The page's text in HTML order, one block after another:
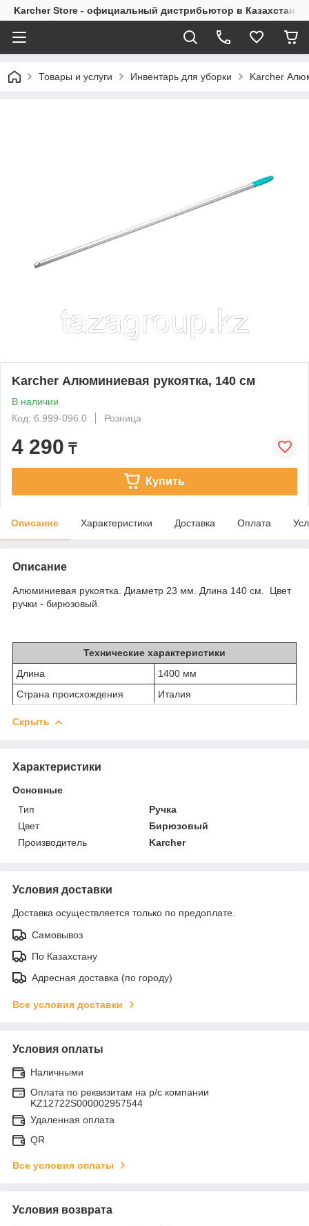
Karcher Store - официальный дистрибьютор в Казахстане
Товары и услуги Инвентарь для уборки Karcher
Karcher Алюминиевая рукоятка, 140 см
В наличии
Код: 6.999-096.0
Розница
4 290 ₸
Купить
Описание Характеристики Доставка Оплата
Описание
Алюминиевая рукоятка. Диаметр 23 мм. Длина 140 см. Цвет
ручки - бирюзовый.
Технические характеристики
Длина
1400 мм
Страна происхождения
Италия
Скрыть
Характеристики
Основные
Тип
Ручка
Цвет
Бирюзовый
Производитель
Karcher
Условия доставки
Доставка осуществляется только по предоплате.
Самовывоз
По Казахстану
Адресная доставка (по городу)
Все условия доставки
Условия оплаты
Наличными
Оплата по реквизитам на р/с компании
KZ12722S000002957544
Удаленная оплата
QR
Все условия оплаты
Условия возврата